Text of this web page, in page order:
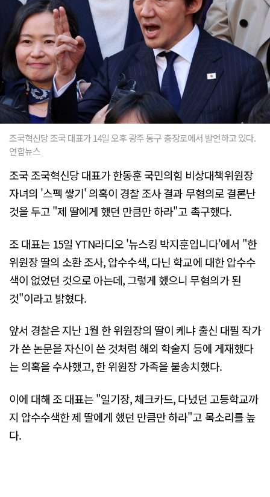
조국혁신당 조국 대표가 14일 오후 광주 동구 충장로에서 발언하고 있다.
연합뉴스
조국 조국혁신당 대표가 한동훈 국민의힘 비상대책위원장
자녀의 '스펙 쌓기' 의혹이 경찰 조사 결과 무혐의로 결론난
것을 두고 "제 딸에게 했던 만큼만 하라"고 촉구했다.
조 대표는 15일 YTN라디오 '뉴스킹 박지훈입니다'에서 "한
위원장 딸의 소환 조사, 압수수색, 다닌 학교에 대한 압수수
색이 없었던 것으로 아는데, 그렇게 했으니 무혐의가 된
것"이라고 밝혔다.
앞서 경찰은 지난 1월 한 위원장의 딸이 케냐 출신 대필 작가
가 쓴 논문을 자신이 쓴 것처럼 해외 학술지 등에 게재했다
는 의혹을 수사했고, 한 위원장 가족을 불송치했다.
이에 대해 조 대표는 "일기장, 체크카드, 다녔던 고등학교까
지 압수수색한 제 딸에게 했던 만큼만 하라"고 목소리를 높
다.